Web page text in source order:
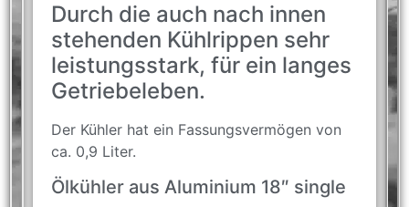
Durch die auch nach innen
stehenden Kühlrippen sehr
leistungsstark, für ein langes
Getriebeleben.
Der Kühler hat ein Fassungsvermögen von
ca. 0,9 Liter.
Ölkühler aus Aluminium 18″ single